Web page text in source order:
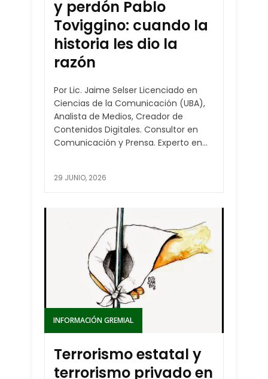
y perdón Pablo
Toviggino: cuando la
historia les dio la
razón
Por Lic. Jaime Selser Licenciado en
Ciencias de la Comunicación (UBA),
Analista de Medios, Creador de
Contenidos Digitales. Consultor en
Comunicación y Prensa. Experto en...
29 JUNIO, 2026
INFORMACIÓN GREMIAL
Terrorismo estatal y
terrorismo privado en